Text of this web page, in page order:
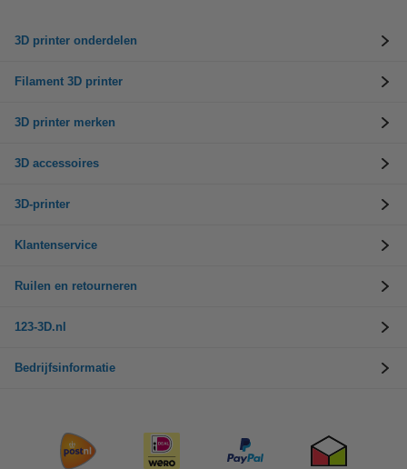
3D printer onderdelen
Filament 3D printer
3D printer merken
3D accessoires
3D-printer
Klantenservice
Ruilen en retourneren
123-3D.nl
Bedrijfsinformatie